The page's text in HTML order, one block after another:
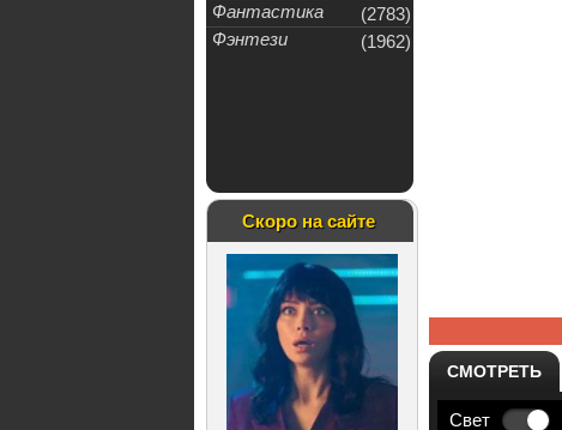
Фантастика
(2783)
Фэнтези
(1962)
Скоро на сайте
СМОТРЕТЬ
Свет